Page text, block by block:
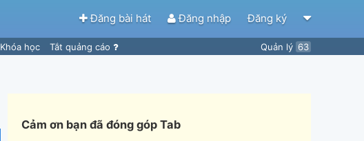
Đăng bài hát Đăng nhập Đăng ký
Khóa học Tắt quảng cáo Quản lý 63
Cảm ơn bạn đã đóng góp Tab